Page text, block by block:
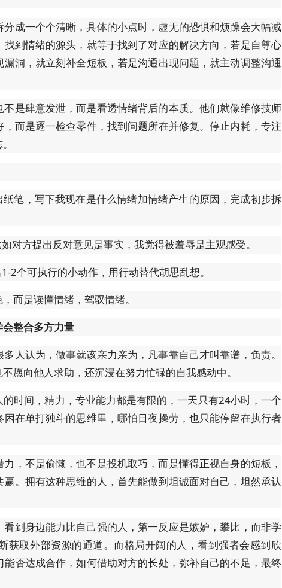
成一个个清晰，具体的小点时，虚无的恐惧和烦躁会大幅减
到情绪的源头，就等于找到了对应的解决方向，若是自尊心
洞，就立刻补全短板，若是沟通出现问题，就主动调整沟通
是肆意发泄，而是看透情绪背后的本质。他们就像维修技师
而是逐一检查零件，找到问题所在并修复。停止内耗，专注
笔，写下我现在是什么情绪加情绪产生的原因，完成初步拆
对方提出反对意见是事实，我觉得被羞辱是主观感受。
2个可执行的小动作，用行动替代胡思乱想。
而是读懂情绪，驾驭情绪。
整合多方力量
人认为，做事就该亲力亲为，凡事靠自己才叫靠谱，负责。
愿向他人求助，还沉浸在努力忙碌的自我感动中。
时间，精力，专业能力都是有限的，一天只有24小时，一个
在单打独斗的思维里，哪怕日夜操劳，也只能停留在执行者
，不是偷懒，也不是投机取巧，而是懂得正视自身的短板，
。拥有这种思维的人，首先能做到坦诚面对自己，坦然承认
到身边能力比自己强的人，第一反应是嫉妒，攀比，而非学
获取外部资源的通道。而格局开阔的人，看到强者会感到欣
否达成合作，如何借助对方的长处，弥补自己的不足，最终